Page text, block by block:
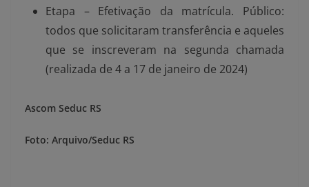
Etapa – Efetivação da matrícula. Público:
todos que solicitaram transferência e aqueles
que se inscreveram na segunda chamada
(realizada de 4 a 17 de janeiro de 2024)
Ascom Seduc RS
Foto: Arquivo/Seduc RS